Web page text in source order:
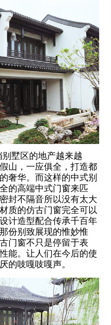
墅区的地产越来越
山，一应俱全，打造都
奢华。而这样的中式别
的高端中式门窗来匹
封不隔音所以没有太大
质的仿古门窗完全可以
计造型配合传承千百年
份别致展现的惟妙惟
门窗不只是停留于表
能。让人们在今后的使
的吱嘎吱嘎声。